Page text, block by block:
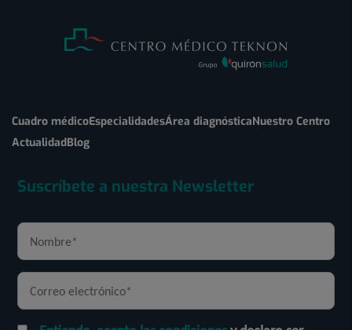
Cuadro médicoEspecialidadesÁrea diagnósticaNuestro Centro
ActualidadBlog
Suscríbete a nuestra Newsletter